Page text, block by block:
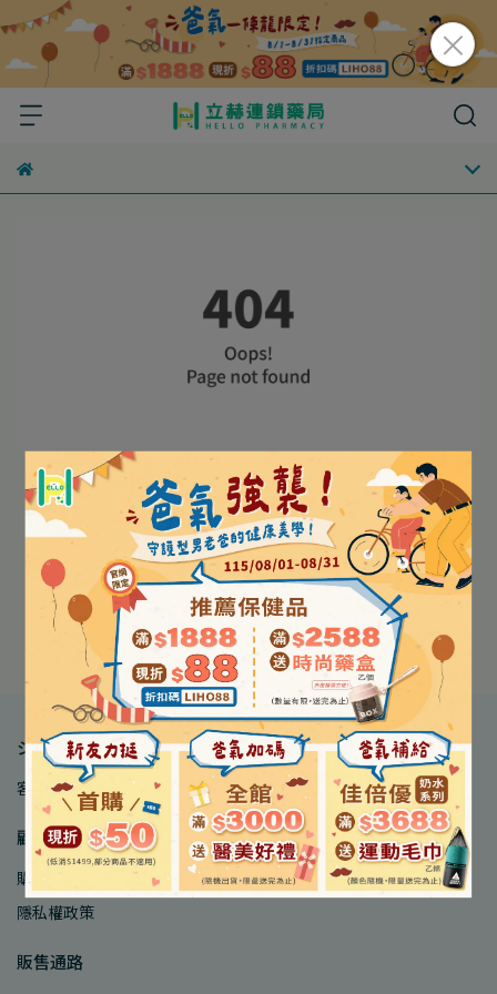
申し訳ありませんが、このページ
は存在しないか、すでに削除され
ました
ホームに戻る
ショップ情報
客服中心 品牌合作 人才招募
顧客服務
購物須知 會員制度 購物常見Q&A 會員註冊交易條款
隱私權政策
販售通路